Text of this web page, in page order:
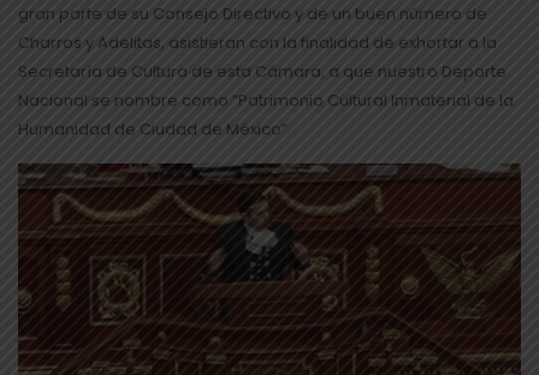
gran parte de su Consejo Directivo y de un buen número de
Charros y Adelitas, asistieran con la finalidad de exhortar a la
Secretaría de Cultura de esta Cámara, a que nuestro Deporte
Nacional se nombre como “Patrimonio Cultural Inmaterial de la
Humanidad de Ciudad de México”.